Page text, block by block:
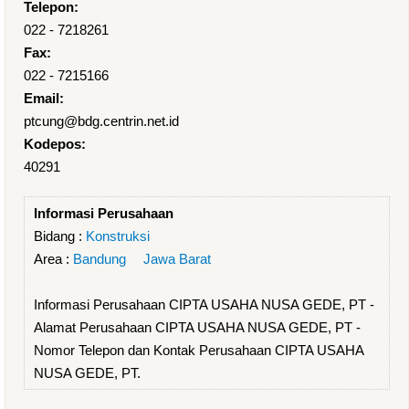
Telepon:
022 - 7218261
Fax:
022 - 7215166
Email:
ptcung@bdg.centrin.net.id
Kodepos:
40291
Informasi Perusahaan
Bidang : Konstruksi
Area : Bandung Jawa Barat
Informasi Perusahaan CIPTA USAHA NUSA GEDE, PT -
Alamat Perusahaan CIPTA USAHA NUSA GEDE, PT -
Nomor Telepon dan Kontak Perusahaan CIPTA USAHA
NUSA GEDE, PT.